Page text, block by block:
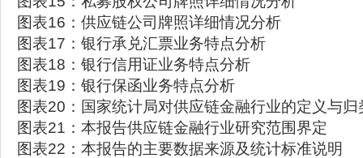
图表16：供应链公司牌照详细情况分析
图表17：银行承兑汇票业务特点分析
图表18：银行信用证业务特点分析
图表19：银行保函业务特点分析
图表20：国家统计局对供应链金融行业的定义与归
图表21：本报告供应链金融行业研究范围界定
图表22：本报告的主要数据来源及统计标准说明